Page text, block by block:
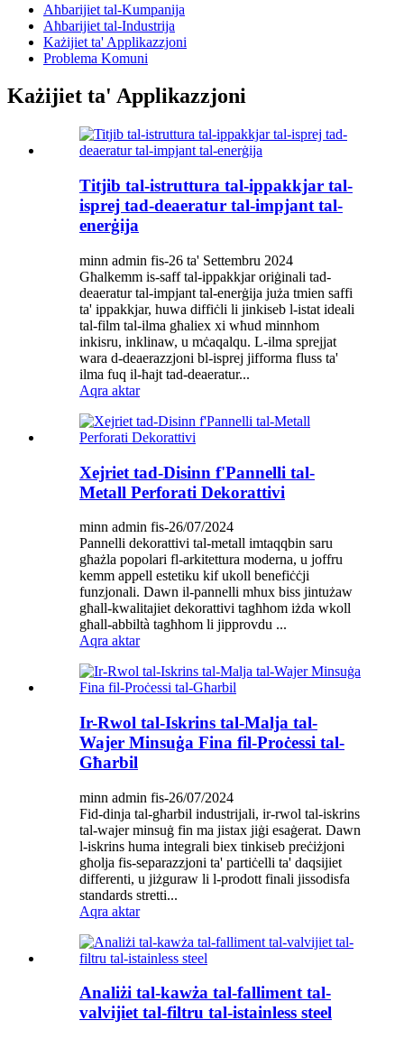
Aħbarijiet tal-Kumpanija
Aħbarijiet tal-Industrija
Każijiet ta' Applikazzjoni
Problema Komuni
Każijiet ta' Applikazzjoni
Titjib tal-istruttura tal-ippakkjar tal-
isprej tad-deaeratur tal-impjant tal-
enerġija
minn admin fis-26 ta' Settembru 2024
Għalkemm is-saff tal-ippakkjar oriġinali tad-
deaeratur tal-impjant tal-enerġija juża tmien saffi
ta' ippakkjar, huwa diffiċli li jinkiseb l-istat ideali
tal-film tal-ilma għaliex xi wħud minnhom
inkisru, inklinaw, u mċaqalqu. L-ilma sprejjat
wara d-deaerazzjoni bl-isprej jifforma fluss ta'
ilma fuq il-ħajt tad-deaeratur...
Aqra aktar
Xejriet tad-Disinn f'Pannelli tal-
Metall Perforati Dekorattivi
minn admin fis-26/07/2024
Pannelli dekorattivi tal-metall imtaqqbin saru
għażla popolari fl-arkitettura moderna, u joffru
kemm appell estetiku kif ukoll benefiċċji
funzjonali. Dawn il-pannelli mhux biss jintużaw
għall-kwalitajiet dekorattivi tagħhom iżda wkoll
għall-abbiltà tagħhom li jipprovdu ...
Aqra aktar
Ir-Rwol tal-Iskrins tal-Malja tal-
Wajer Minsuġa Fina fil-Proċessi tal-
Għarbil
minn admin fis-26/07/2024
Fid-dinja tal-għarbil industrijali, ir-rwol tal-iskrins
tal-wajer minsuġ fin ma jistax jiġi esaġerat. Dawn
l-iskrins huma integrali biex tinkiseb preċiżjoni
għolja fis-separazzjoni ta' partiċelli ta' daqsijiet
differenti, u jiżguraw li l-prodott finali jissodisfa
standards stretti...
Aqra aktar
Analiżi tal-kawża tal-falliment tal-
valvijiet tal-filtru tal-istainless steel